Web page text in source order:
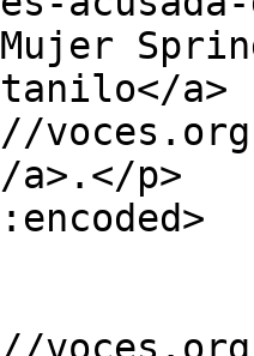
a>
a>.</p>